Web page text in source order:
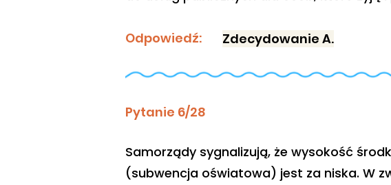
Odpowiedź: Zdecydowanie A.
Pytanie 6/28
Samorządy sygnalizują, że wysokość
(subwencja oświatowa) jest za niska. W